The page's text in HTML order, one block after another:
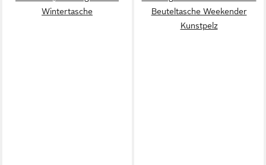
Wintertasche
Beuteltasche Weekender
Kunstpelz